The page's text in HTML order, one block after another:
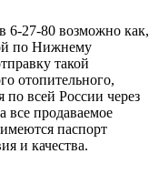
6-27-80 возможно как,
по Нижнему
такой
отопительного,
по всей России через
продаваемое
паспорт
и качества.